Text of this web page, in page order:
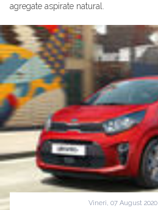
agregate aspirate natural.
Vineri, 07 August 2020 |